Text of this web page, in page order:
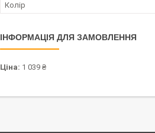
Колір
ІНФОРМАЦІЯ ДЛЯ ЗАМОВЛЕННЯ
Ціна: 1 039 ₴